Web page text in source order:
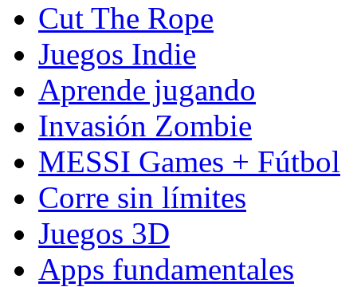
Cut The Rope
Juegos Indie
Aprende jugando
Invasión Zombie
MESSI Games + Fútbol
Corre sin límites
Juegos 3D
Apps fundamentales